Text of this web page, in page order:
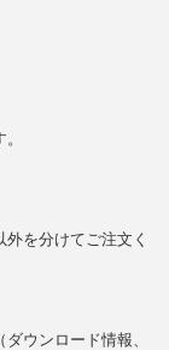
を分けてご注文く
ウンロード情報、